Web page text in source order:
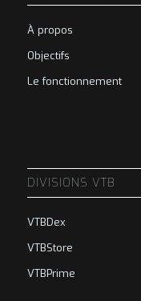
À propos
Objectifs
Le fonctionnement
DIVISIONS VTB
VTBDex
VTBStore
VTBPrime